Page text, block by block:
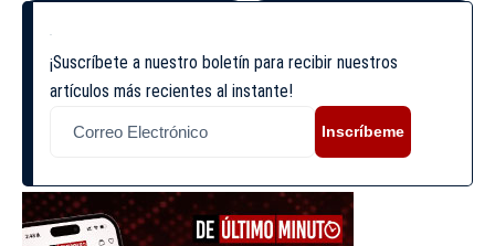
¡Suscríbete a nuestro boletín para recibir nuestros
artículos más recientes al instante!
Inscríbeme